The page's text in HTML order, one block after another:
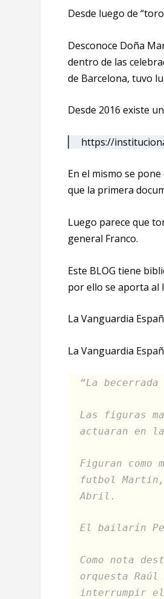
Desde luego de
Desconoce Doña
dentro de las
de Barcelona, tuvo
Desde 2016 existe
https://
En el mismo se
que la primera
Luego parece que
general Franco.
Este BLOG tiene
por ello se aporta al
La Vanguardia
La Vanguardia
“La
Las figuras
actuaran en
Figuran como
futbol
Abril.
El bailarín
Como nota
orquesta
interrumpir